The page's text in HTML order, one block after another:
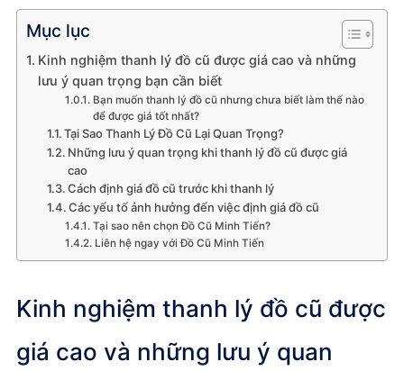
Mục lục
Kinh nghiệm thanh lý đồ cũ được giá cao và những
lưu ý quan trọng bạn cần biết
Bạn muốn thanh lý đồ cũ nhưng chưa biết làm thế nào
để được giá tốt nhất?
Tại Sao Thanh Lý Đồ Cũ Lại Quan Trọng?
Những lưu ý quan trọng khi thanh lý đồ cũ được giá
cao
Cách định giá đồ cũ trước khi thanh lý
Các yếu tố ảnh hưởng đến việc định giá đồ cũ
Tại sao nên chọn Đồ Cũ Minh Tiến?
Liên hệ ngay với Đồ Cũ Minh Tiến
Kinh nghiệm thanh lý đồ cũ được
giá cao và những lưu ý quan